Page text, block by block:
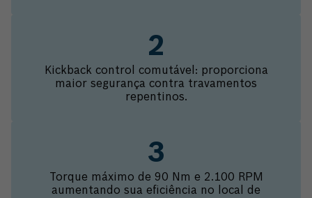
Kickback control comutável: proporciona
maior segurança contra travamentos
repentinos.
Torque máximo de 90 Nm e 2.100 RPM
aumentando sua eficiência no local de